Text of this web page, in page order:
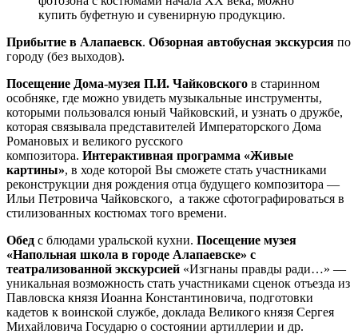
купить буфетную и сувенирную продукцию.
Прибытие в Алапаевск. Обзорная автобусная экскурсия по
городу (без выходов).
Посещение Дома-музея П.И. Чайковского в старинном
особняке, где можно увидеть музыкальные инструменты,
которыми пользовался юный Чайковский, и узнать о дружбе,
которая связывала представителей Императорского Дома
Романовых и великого русского
композитора. Интерактивная программа «Живые
картины», в ходе которой Вы сможете стать участниками
реконструкции дня рождения отца будущего композитора —
Ильи Петровича Чайковского, а также сфотографироваться в
стилизованных костюмах того времени.
Обед с блюдами уральской кухни. Посещение музея
«Напольная школа в городе Алапаевске» с
театрализованной экскурсией «Изгнаны правды ради…» —
уникальная возможность стать участниками сценок отъезда из
Павловска князя Иоанна Константиновича, подготовки
кадетов к воинской службе, доклада Великого князя Сергея
Михайловича Государю о состоянии артиллерии и др.